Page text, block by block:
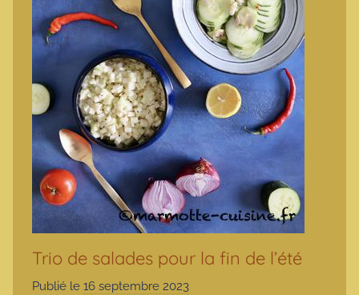
Trio de salades pour la fin de l’été
Publié le 16 septembre 2023